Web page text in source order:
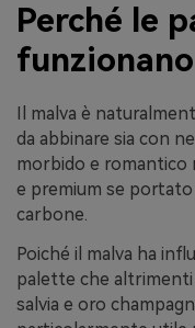
Perché le
Il malva è
da abbinare sia con
morbido e romantico
e premium se
carbone.
Poiché il malva ha
palette che altrimenti
salvia e oro